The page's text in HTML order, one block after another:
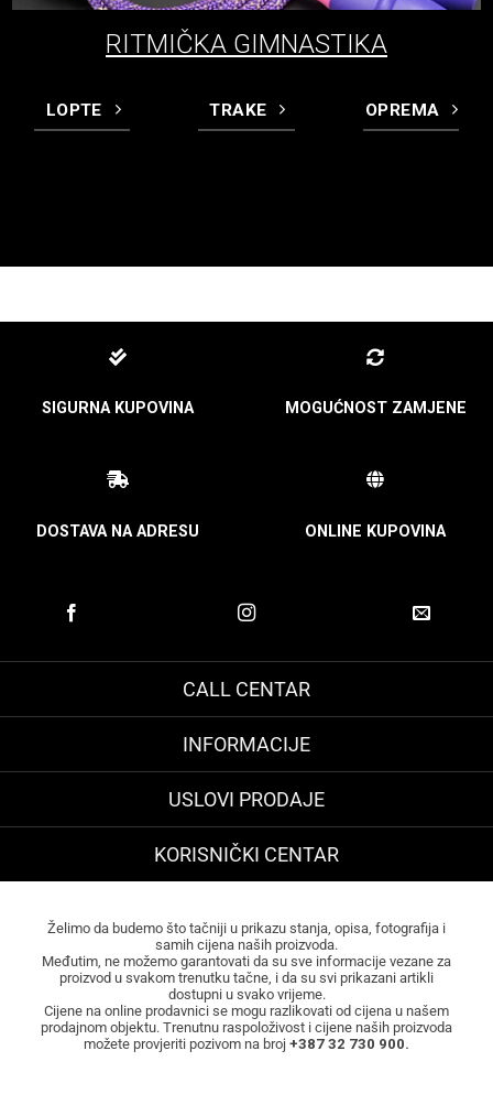
RITMIČKA GIMNASTIKA
LOPTE TRAKE OPREMA
SIGURNA KUPOVINA MOGUĆNOST ZAMJENE
DOSTAVA NA ADRESU ONLINE KUPOVINA
CALL CENTAR
INFORMACIJE
USLOVI PRODAJE
KORISNIČKI CENTAR
Želimo da budemo što tačniji u prikazu stanja, opisa, fotografija i
samih cijena naših proizvoda.
Međutim, ne možemo garantovati da su sve informacije vezane za
proizvod u svakom trenutku tačne, i da su svi prikazani artikli
dostupni u svako vrijeme.
Cijene na online prodavnici se mogu razlikovati od cijena u našem
prodajnom objektu. Trenutnu raspoloživost i cijene naših proizvoda
možete provjeriti pozivom na broj +387 32 730 900.